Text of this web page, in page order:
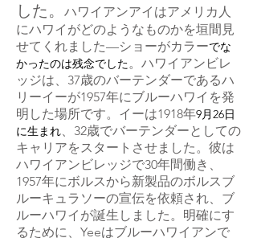
した。
ハワイアンアイはアメリカ人
にハワイがどのようなものかを垣間見
せてくれました—ショーがカラーでな
かったのは残念でした。ハワイアンビレ
ッジは、37歳のバーテンダーであるハ
リーイーが1957年にブルーハワイを発
明した場所です。イーは1918年9月26日
に生まれ、32歳でバーテンダーとしての
キャリアをスタートさせました。彼は
ハワイアンビレッジで30年間働き、
1957年にボルスから新製品のボルスブ
ルーキュラソーの宣伝を依頼され、ブ
ルーハワイが誕生しました。明確にす
るために、Yeeはブルーハワイアンで